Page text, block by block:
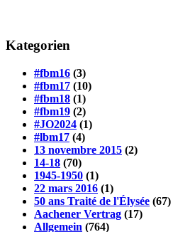
Kategorien
#fbm16 (3)
#fbm17 (10)
#fbm18 (1)
#fbm19 (2)
#JO2024 (1)
#lbm17 (4)
13 novembre 2015 (2)
14-18 (70)
1945-1950 (1)
22 mars 2016 (1)
50 ans Traité de l'Élysée (67)
Aachener Vertrag (17)
Allgemein (764)